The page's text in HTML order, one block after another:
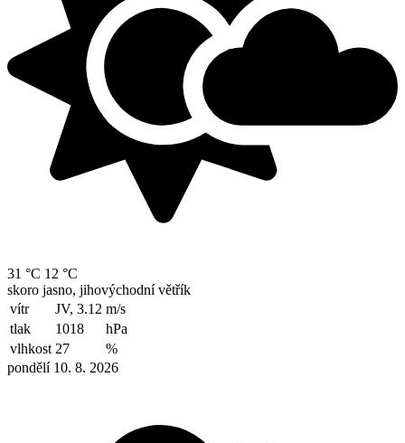
31 °C 12 °C
skoro jasno, jihovýchodní větřík
vítr
JV, 3.12 m/s
tlak
1018
hPa
vlhkost 27
%
pondělí 10. 8. 2026